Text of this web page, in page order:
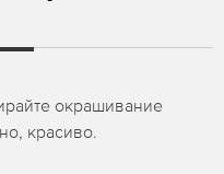
окрашивание
красиво.